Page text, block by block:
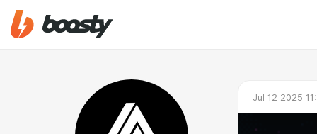
Jul 12 2025